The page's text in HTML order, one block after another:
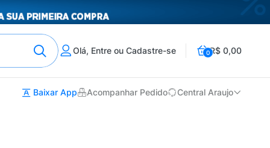
Olá, Entre ou Cadastre-se 0R$ 0,00
Baixar App Acompanhar Pedido Central Araujo